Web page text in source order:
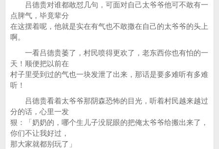
吕德贵对谁都敢怼几句，可面对自己太爷爷他可不敢有一
点脾气，毕竟辈分
在这摆着呢，他就是实在有气也不敢撒在自己的太爷爷的头上
啊。
一看吕德贵萎了，村民喷得更欢了，老东西你也有怕的一
天！顺便把以前在
村子里受到过的气也一块发泄了出来，那话是要多难听有多难
听！
吕德贵看着太爷爷那阴森恐怖的目光，听着村民越来越过
分的话，心里一发
狠：「奶奶的，哪个生儿子没屁眼的把俺太爷爷给搬出来了，
你们不让我好过，
那大家就都别玩了」